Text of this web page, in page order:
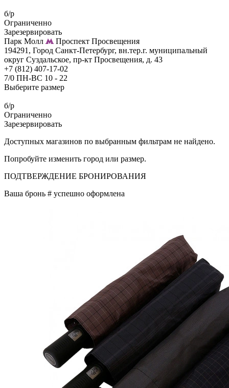
б/р
Ограниченно
Зарезервировать
Парк Молл
Проспект Просвещения
194291, Город Санкт-Петербург, вн.тер.г. муниципальный
округ Суздальское, пр-кт Просвещения, д. 43
+7 (812) 407-17-02
7/0 ПН-ВС 10 - 22
Выберите размер
б/р
Ограниченно
Зарезервировать
Доступных магазинов по выбранным фильтрам не найдено.
Попробуйте изменить город или размер.
ПОДТВЕРЖДЕНИЕ БРОНИРОВАНИЯ
Ваша бронь # успешно оформлена